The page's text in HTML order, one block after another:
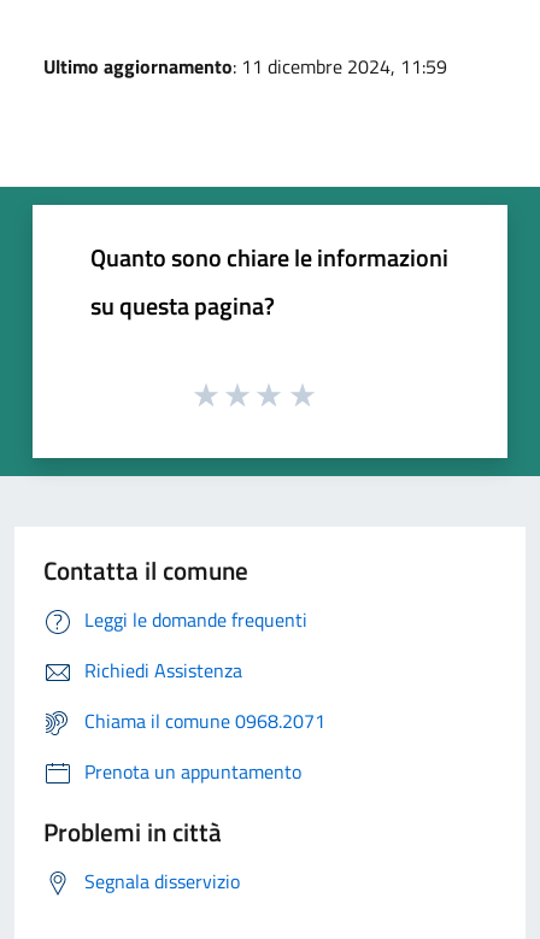
Ultimo aggiornamento: 11 dicembre 2024, 11:59
Quanto sono chiare le informazioni
su questa pagina?
Contatta il comune
Leggi le domande frequenti
Richiedi Assistenza
Chiama il comune 0968.2071
Prenota un appuntamento
Problemi in città
Segnala disservizio